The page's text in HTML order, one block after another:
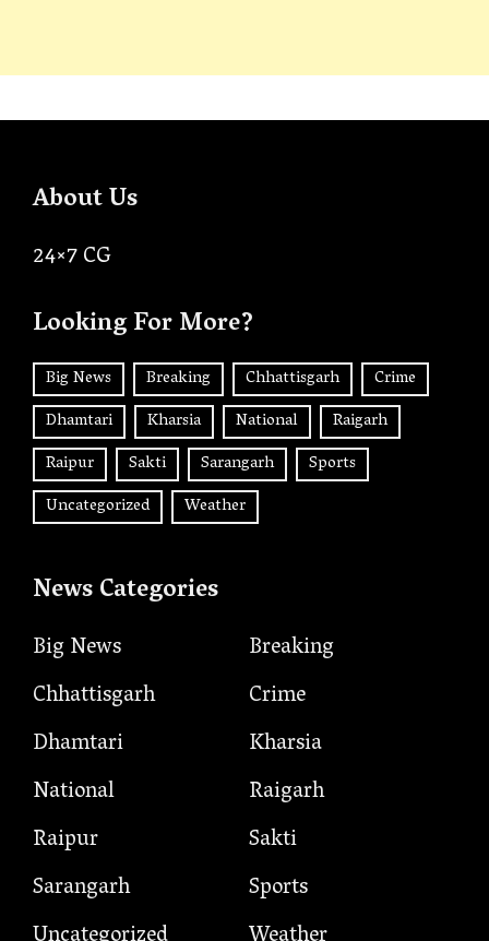
About Us
24×7 CG
Looking For More?
Big News Breaking Chhattisgarh
Crime
Dhamtari
Kharsia National
Raigarh
Raipur
Sakti Sarangarh
Sports
Uncategorized
Weather
News Categories
Big News
Breaking
Chhattisgarh
Crime
Dhamtari
Kharsia
National
Raigarh
Raipur
Sakti
Sarangarh
Sports